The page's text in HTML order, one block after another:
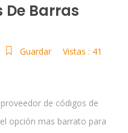
Barras
Guardar Vistas : 41
de códigos de
opción mas barrato para